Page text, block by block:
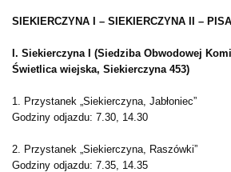
SIEKIERCZYNA I – SIEKIERCZYNA II –
I. Siekierczyna I (Siedziba Obwodowej
Świetlica wiejska, Siekierczyna 453)
1. Przystanek „Siekierczyna, Jabłoniec”
Godziny odjazdu: 7.30, 14.30
2. Przystanek „Siekierczyna, Raszówki”
Godziny odjazdu: 7.35, 14.35